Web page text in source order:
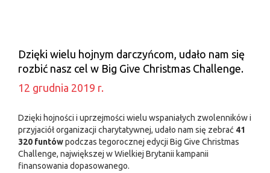
Dzięki wielu hojnym darczyńcom, udało nam się
rozbić nasz cel w Big Give Christmas Challenge.
12 grudnia 2019 r.
Dzięki hojności i uprzejmości wielu wspaniałych zwolenników i
przyjaciół organizacji charytatywnej, udało nam się zebrać 41
320 funtówpodczas tegorocznej edycji Big Give Christmas
Challenge, największej w Wielkiej Brytanii kampanii
finansowania dopasowanego.